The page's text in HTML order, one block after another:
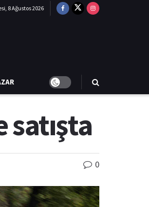
8 Ağustos 2026
satışta
0